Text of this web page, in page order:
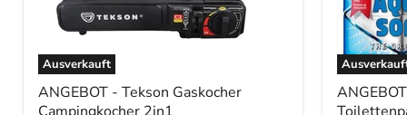
Ausverkauft
ANGEBOT - Tekson Gaskocher
Campingkocher 2in1